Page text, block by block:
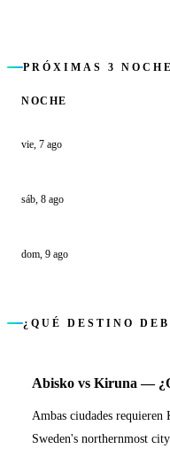
PRÓXIMAS 3
NOCHE
vie, 7 ago
sáb, 8 ago
dom, 9 ago
¿QUÉ DESTINO
Abisko vs Kiruna —
Ambas ciudades
Sweden's northernmost